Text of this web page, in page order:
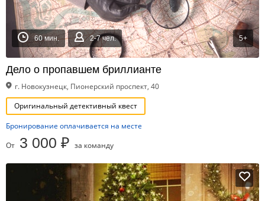
60 мин. 2-7 чел. 5+
Дело о пропавшем бриллианте
г. Новокузнецк, Пионерский проспект, 40
Оригинальный детективный квест
Бронирование оплачивается на месте
От 3 000 ₽ за команду